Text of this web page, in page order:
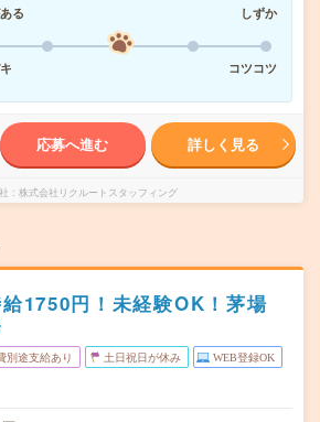
る
しずか
コツコツ
応募へ進む 詳しく見る
株式会社リクルートスタッフィング
給1750円！未経験OK！茅場
別途支給あり 土日祝日が休み WEB登録OK